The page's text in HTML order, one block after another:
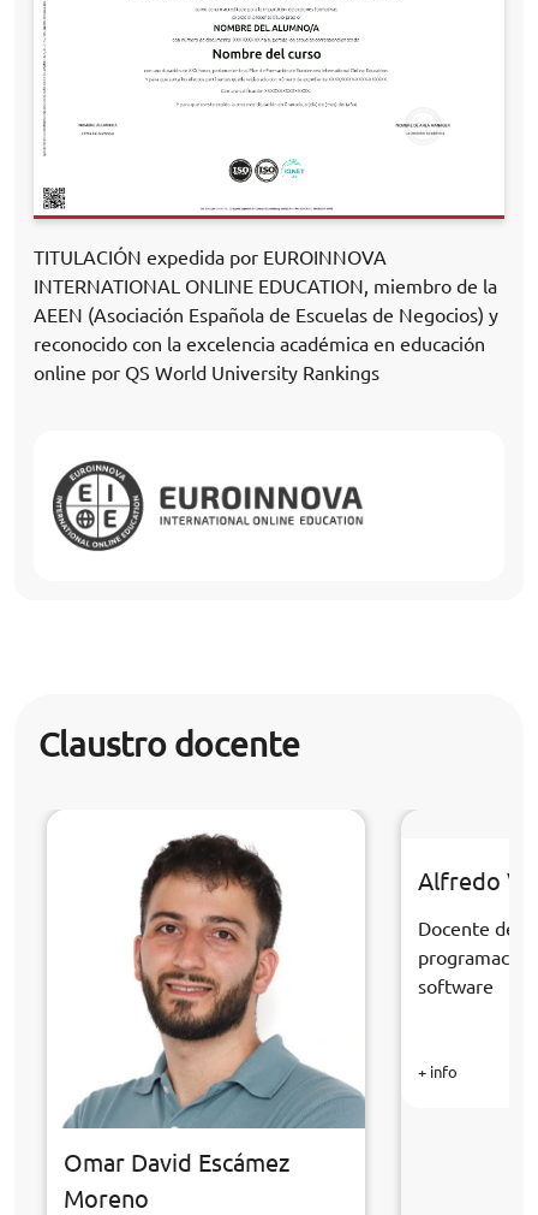
TITULACIÓN expedida por EUROINNOVA
INTERNATIONAL ONLINE EDUCATION, miembro de la
AEEN (Asociación Española de Escuelas de Negocios) y
reconocido con la excelencia académica en educación
online por QS World University Rankings
Claustro docente
Omar David Escámez
Moreno
Alfredo
Docente de
software
+ info